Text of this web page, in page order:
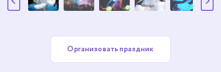
Организовать праздник